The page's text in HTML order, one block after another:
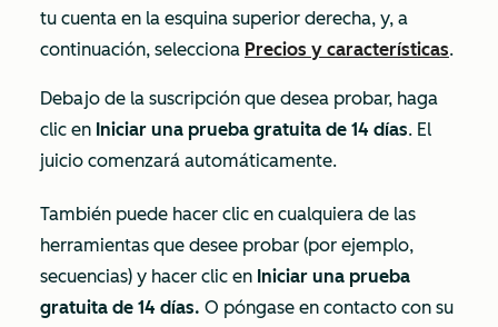
tu cuenta en la esquina superior derecha, y, a
continuación, selecciona Precios y características.
Debajo de la suscripción que desea probar, haga
clic en Iniciar una prueba gratuita de 14 días. El
juicio comenzará automáticamente.
También puede hacer clic en cualquiera de las
herramientas que desee probar (por ejemplo,
secuencias) y hacer clic en Iniciar una prueba
gratuita de 14 días. O póngase en contacto con su